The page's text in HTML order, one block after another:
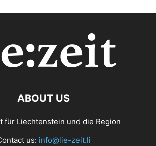
ABOUT US
für Liechtenstein und die Region
us: info@lie-zeit.li